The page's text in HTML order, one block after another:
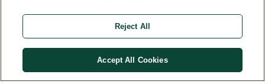
DISPOZIȚII LEGALE
Reject All
Accept All Cookies